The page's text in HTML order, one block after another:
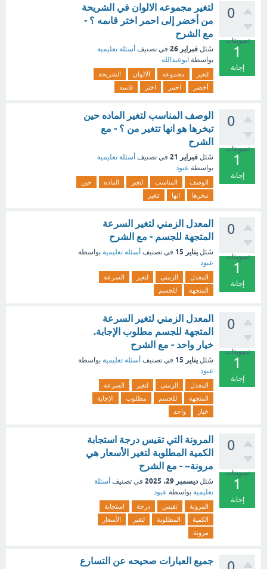
0
تصويتات
1
إجابة
لتغير مجموعه الالوان في الشريحة
من أخضر إلى احمر اختر قاىمه ؟ -
مع الشرح
سُئل فبراير 26 في تصنيف أسئلة تعليمية
بواسطة ابوعبدالله
لتغير مجموعه الالوان
الشريحة
أخضر
احمر اختر قاىمه
0
تصويتات
1
إجابة
الوصف المناسب لتغير الماده حين
تبخرها هو انها تتغير من ؟ - مع
الشرح
سُئل فبراير 21 في تصنيف أسئلة تعليمية
بواسطة عبود
الوصف المناسب لتغير الماده
حين
تبخرها
انها تتغير
0
تصويتات
1
إجابة
المعدل الزمني لتغير السرعة
المتجهة للجسم - مع الشرح
سُئل يناير 15 في تصنيف أسئلة تعليمية بواسطة
عبود
المعدل الزمني لتغير
السرعة
المتجهة
للجسم
0
تصويتات
1
إجابة
المعدل الزمني لتغير السرعة
المتجهة للجسم مطلوب الإجابة.
خيار واحد - مع الشرح
سُئل يناير 15 في تصنيف أسئلة تعليمية بواسطة
عبود
المعدل الزمني لتغير
السرعة
المتجهة
للجسم مطلوب
الإجابة
خيار
واحد
0
تصويتات
1
إجابة
المرونة التي تقيس درجة استجابة
الكمية المطلوبة لتغير الأسعار هي
مرونة~ - مع الشرح
سُئل ديسمبر 29، 2025 في تصنيف أسئلة
تعليمية بواسطة عبود
المرونة تقيس درجة
استجابة
الكمية
المطلوبة لتغير
الأسعار
مرونة
جميع العبارات صحيحه عن التسارع